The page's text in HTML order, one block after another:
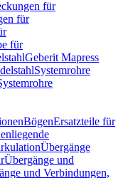
für
für
für
Geberit Mapress
Systemrohre
BögenErsatzteile für
Übergänge
Übergänge und
und Verbindungen,